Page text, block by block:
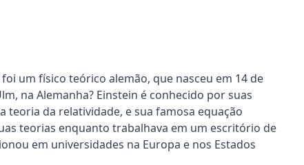
um físico teórico alemão, que nasceu em 14 de
na Alemanha? Einstein é conhecido por suas
teoria da relatividade, e sua famosa equação
teorias enquanto trabalhava em um escritório de
em universidades na Europa e nos Estados